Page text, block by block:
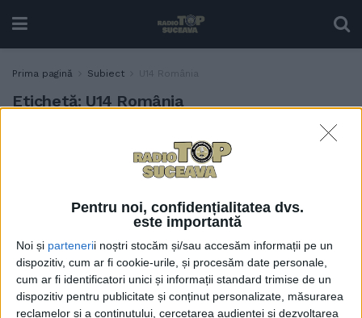
Pentru noi, confidențialitatea dvs.
este importantă
Noi și partenerii noștri stocăm și/sau accesăm informații pe un
dispozitiv, cum ar fi cookie-urile, și procesăm date personale,
cum ar fi identificatori unici și informații standard trimise de un
dispozitiv pentru publicitate și conținut personalizate, măsurarea
reclamelor și a conținutului, cercetarea audienței și dezvoltarea
Prima pagină Subiect U14 România
Etichetă: U14 România
Trecutul și prezentul
proiectează un viitor
promițător pentru un tînăr
7 OCTOMBRIE, 2025